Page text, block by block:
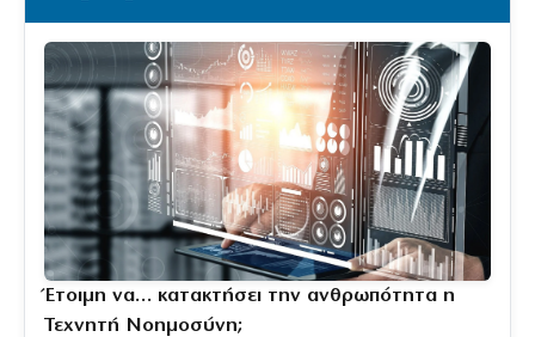
Έτοιμη να… κατακτήσει την ανθρωπότητα η
Τεχνητή Νοημοσύνη;